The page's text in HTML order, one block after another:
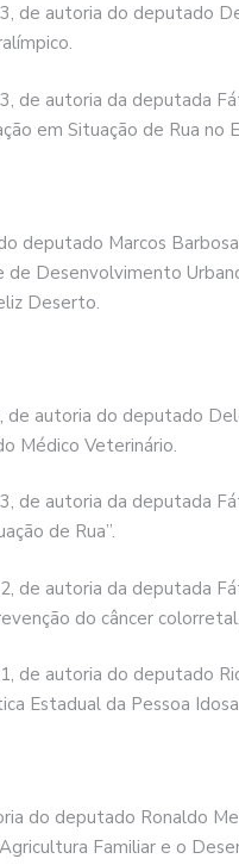
de autoria do deputado
de autoria da deputada
em Situação de Rua no
deputado Marcos
Desenvolvimento
Deserto.
de autoria do deputado
Médico Veterinário.
de autoria da deputada
de Rua”.
de autoria da deputada
do câncer
de autoria do deputado
Estadual da Pessoa
do deputado Ronaldo
Familiar e o